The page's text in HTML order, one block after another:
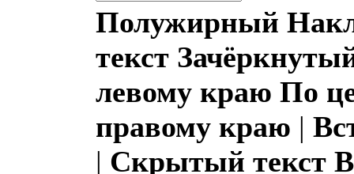
Полужирный
текст
левому краю По
правому краю |
| Скрытый текст